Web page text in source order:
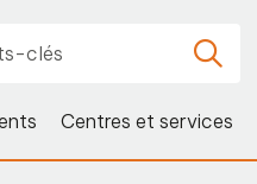
Centres et services